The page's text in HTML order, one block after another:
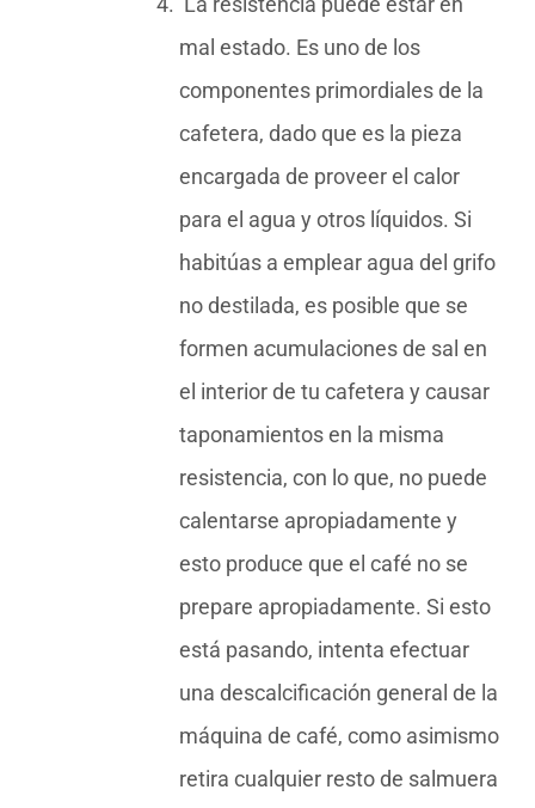
mal estado. Es uno de los
componentes primordiales de la
cafetera, dado que es la pieza
encargada de proveer el calor
para el agua y otros líquidos. Si
habitúas a emplear agua del grifo
no destilada, es posible que se
formen acumulaciones de sal en
el interior de tu cafetera y causar
taponamientos en la misma
resistencia, con lo que, no puede
calentarse apropiadamente y
esto produce que el café no se
prepare apropiadamente. Si esto
está pasando, intenta efectuar
una descalcificación general de la
máquina de café, como asimismo
retira cualquier resto de salmuera